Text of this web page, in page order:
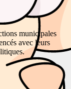
municipales
avec leurs